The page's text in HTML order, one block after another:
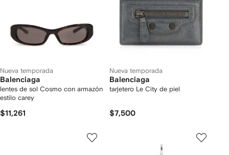
Nueva temporada
Balenciaga
lentes de sol Cosmo con armazón
estilo carey
$11,261
Nueva temporada
Balenciaga
tarjetero Le City de piel
$7,500